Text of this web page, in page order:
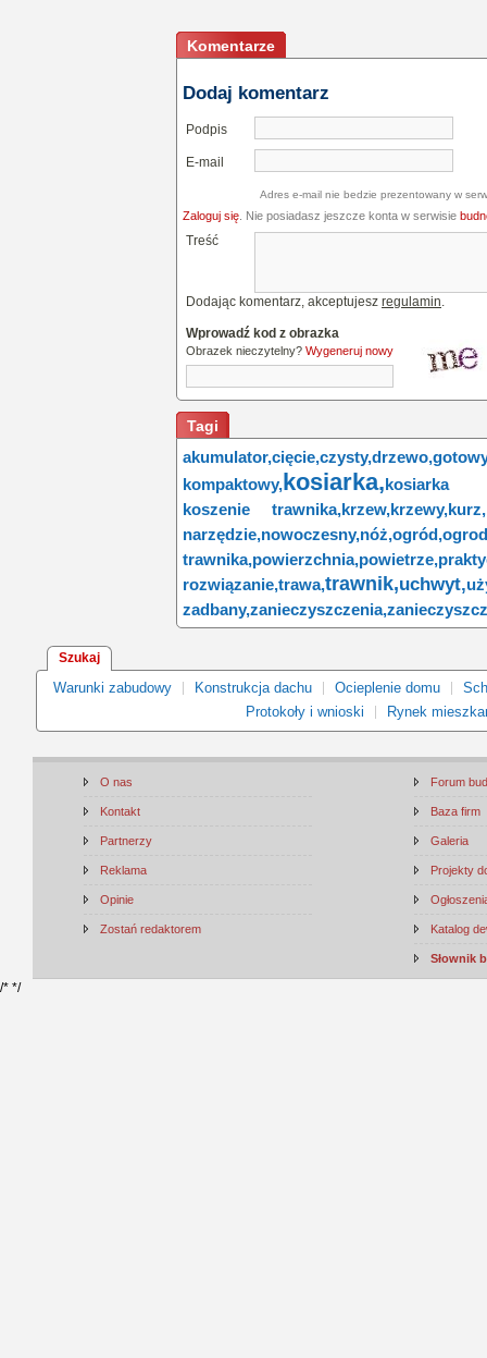
Komentarze
Dodaj komentarz
Podpis
E-mail
Adres e-mail nie bedzie prezentowany w
Zaloguj się . Nie posiadasz jeszcze konta w serwisie
Treść
Dodając komentarz, akceptujesz regulamin.
Wprowadź kod z obrazka
Obrazek nieczytelny? Wygeneruj nowy
Tagi
akumulator,cięcie,czysty,drzewo,
kompaktowy, kosiarka,kosiarka
koszenie trawnika,krzew,krzewy,kurz,
narzędzie,nowoczesny,nóż,ogród,
trawnika,powierzchnia,powietrze,
rozwiązanie,trawa,trawnik,uchwyt,
zadbany,zanieczyszczenia,
Szukaj
Warunki zabudowy Konstrukcja dachu Ocieplenie domu
Protokoły i wnioski
Rynek
O nas
Kontakt
Partnerzy
Reklama
Opinie
Zostań redaktorem
Forum
Baza firm
Galeria
Projekty
Katalog
Słownik
/* */